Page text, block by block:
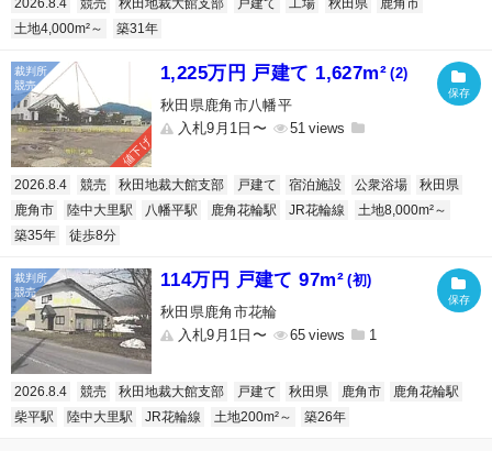
2026.8.4 競売 秋田地裁大館支部 戸建て 工場 秋田県
鹿角市
土地4,000m²～
築31年
値下げ
1,225万円 戸建て 1,627m² (2)
秋田県鹿角市八幡平
入札9月1日〜
51
2026.8.4 競売 秋田地裁大館支部 戸建て 宿泊施設 公衆浴場
秋田県
鹿角市
陸中大里駅 八幡平駅 鹿角花輪駅 JR花輪線
土地8,000m²～
築35年
徒歩8分
114万円 戸建て 97m² (初)
秋田県鹿角市花輪
入札9月1日〜
65 1
2026.8.4 競売 秋田地裁大館支部 戸建て 秋田県 鹿角市
鹿角花輪駅
柴平駅
陸中大里駅 JR花輪線 土地200m²～ 築26年